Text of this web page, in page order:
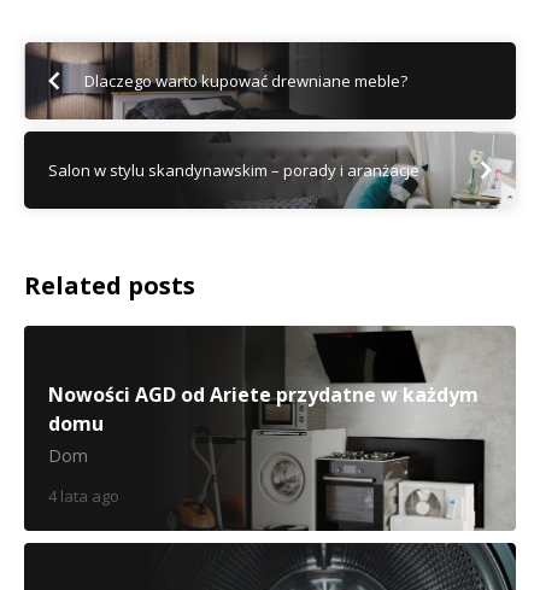
Dlaczego warto kupować drewniane meble?
Salon w stylu skandynawskim – porady i aranżacje
Related posts
Nowości AGD od Ariete przydatne w każdym
domu
Dom
4 lata ago